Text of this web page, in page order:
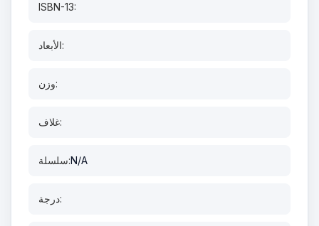
ISBN-13:
الأبعاد:
وزن:
غلاف:
سلسلة:N/A
درجة: